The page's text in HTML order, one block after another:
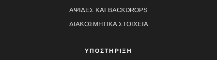
ΑΨΙΔΕΣ ΚΑΙ BACKDROPS
ΔΙΑΚΟΣΜΗΤΙΚΑ ΣΤΟΙΧΕΙΑ
ΥΠΟΣΤΗΡΙΞΗ